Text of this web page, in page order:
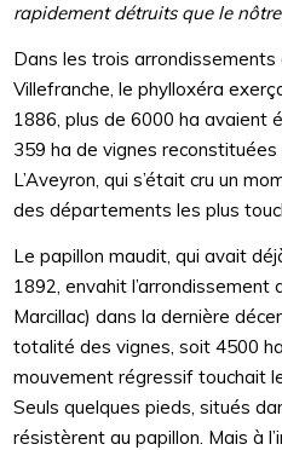
rapidement détruits que le
Dans les trois
Villefranche, le phylloxéra
1886, plus de 6000 ha avaient
359 ha de vignes
L’Aveyron, qui s’était cru un
des départements les plus
Le papillon maudit, qui avait
1892, envahit
Marcillac) dans la dernière
totalité des vignes, soit 4500
mouvement régressif touchait
Seuls quelques pieds, situés
résistèrent au papillon. Mais à